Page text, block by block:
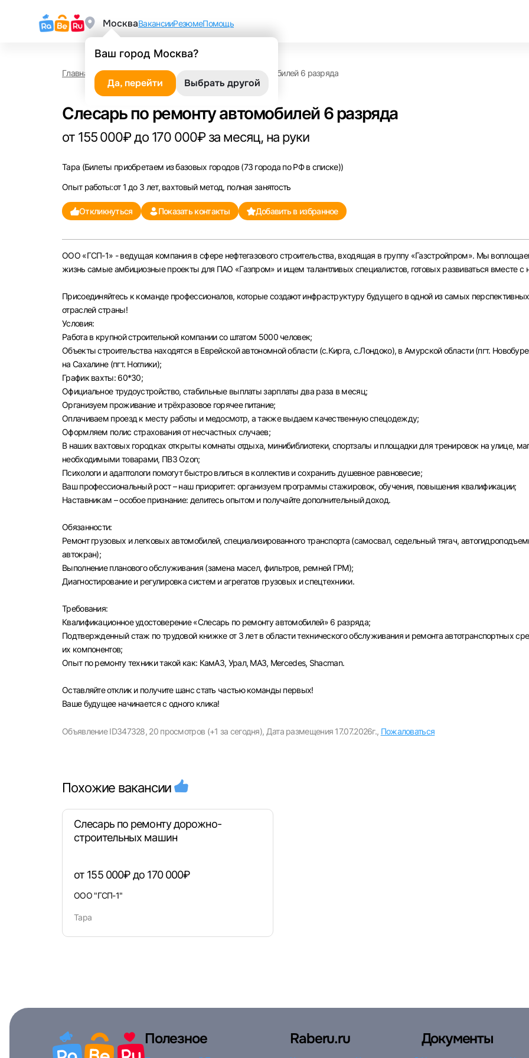
Москва
Ваш город Москва?
Да, перейти Выбрать другой
ВакансииРезюмеПомощь
Казань
Челябинск Пермь
Ульяновск
Курган Уфа
Войдите в личный кабинет, чтобы просматривать
E-mail или Телефон
Пароль
Главная Работа в Таре Слесарь по ремонту автомобилей 6 разряда
Слесарь по ремонту автомобилей 6 разряда
от 155 000₽ до 170 000₽ за месяц, на руки
Тара (Билеты приобретаем из базовых городов (73 города по РФ в списке))
Опыт работы:от 1 до 3 лет, вахтовый метод, полная занятость
Откликнуться Показать контакты Добавить в избранное
ООО «ГСП-1» - ведущая компания в сфере нефтегазового строительства, входящая в группу «Газстройпром». Мы
жизнь самые амбициозные проекты для ПАО «Газпром» и ищем талантливых специалистов, готовых развиваться вместе с
Присоединяйтесь к команде профессионалов, которые создают инфраструктуру будущего в одной из самых перспективных
отраслей страны!
Условия:
Работа в крупной строительной компании со штатом 5000 человек;
Объекты строительства находятся в Еврейской автономной области (с.Кирга, с.Лондоко), в Амурской области (пгт.
на Сахалине (пгт. Ноглики);
График вахты: 60*30;
Официальное трудоустройство, стабильные выплаты зарплаты два раза в месяц;
Организуем проживание и трёхразовое горячее питание;
Оплачиваем проезд к месту работы и медосмотр, а также выдаем качественную спецодежду;
Оформляем полис страхования от несчастных случаев;
В наших вахтовых городках открыты комнаты отдыха, минибиблиотеки, спортзалы и площадки для тренировок на улице,
необходимыми товарами, ПВЗ Ozon;
Психологи и адаптологи помогут быстро влиться в коллектив и сохранить душевное равновесие;
Ваш профессиональный рост – наш приоритет: организуем программы стажировок, обучения, повышения квалификации;
Наставникам – особое признание: делитесь опытом и получайте дополнительный доход.
Обязанности:
Ремонт грузовых и легковых автомобилей, специализированного транспорта (самосвал, седельный тягач,
автокран);
Выполнение планового обслуживания (замена масел, фильтров, ремней ГРМ);
Диагностирование и регулировка систем и агрегатов грузовых и спецтехники.
Требования:
Квалификационное удостоверение «Слесарь по ремонту автомобилей» 6 разряда;
Подтвержденный стаж по трудовой книжке от 3 лет в области технического обслуживания и ремонта автотранспортных
их компонентов;
Опыт по ремонту техники такой как: КамАЗ, Урал, МАЗ, Mercedes, Shacman.
Оставляйте отклик и получите шанс стать частью команды первых!
Ваше будущее начинается с одного клика!
Объявление ID347328, 20 просмотров (+1 за сегодня), Дата размещения 17.07.2026г., Пожаловаться
Похожие вакансии
Слесарь по ремонту дорожно-
строительных машин
от 155 000₽ до 170 000₽
ООО "ГСП-1"
Тара
Полезное Raberu.ru Документы